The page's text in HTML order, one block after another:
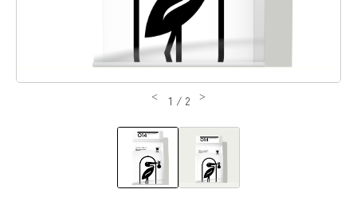
1 / 2